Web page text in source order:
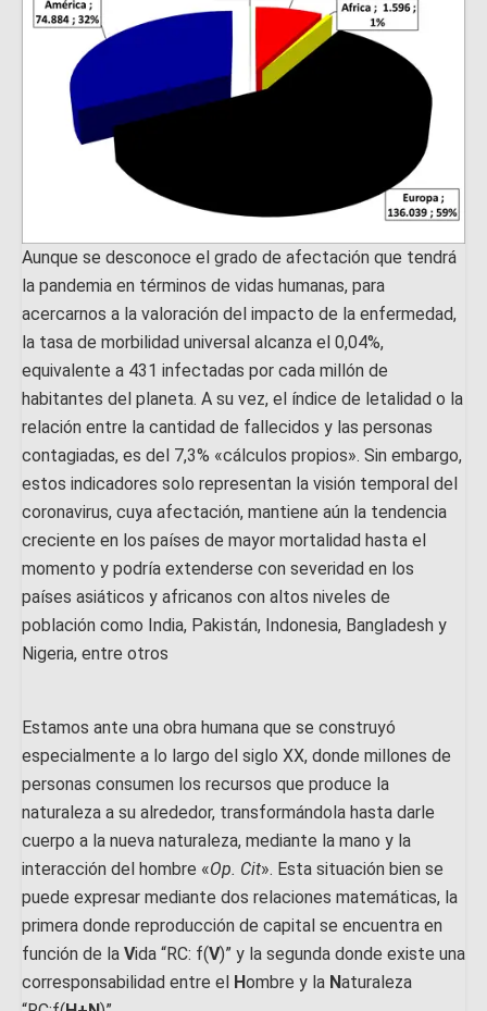
Aunque se desconoce el grado de afectación que tendrá
la pandemia en términos de vidas humanas, para
acercarnos a la valoración del impacto de la enfermedad,
la tasa de morbilidad universal alcanza el 0,04%,
equivalente a 431 infectadas por cada millón de
habitantes del planeta. A su vez, el índice de letalidad o la
relación entre la cantidad de fallecidos y las personas
contagiadas, es del 7,3% «cálculos propios». Sin embargo,
estos indicadores solo representan la visión temporal del
coronavirus, cuya afectación, mantiene aún la tendencia
creciente en los países de mayor mortalidad hasta el
momento y podría extenderse con severidad en los
países asiáticos y africanos con altos niveles de
población como India, Pakistán, Indonesia, Bangladesh y
Nigeria, entre otros
Estamos ante una obra humana que se construyó
especialmente a lo largo del siglo XX, donde millones de
personas consumen los recursos que produce la
naturaleza a su alrededor, transformándola hasta darle
cuerpo a la nueva naturaleza, mediante la mano y la
interacción del hombre «Op. Cit». Esta situación bien se
puede expresar mediante dos relaciones matemáticas, la
primera donde reproducción de capital se encuentra en
función de la Vida “RC: f(V)” y la segunda donde existe una
corresponsabilidad entre el Hombre y la Naturaleza